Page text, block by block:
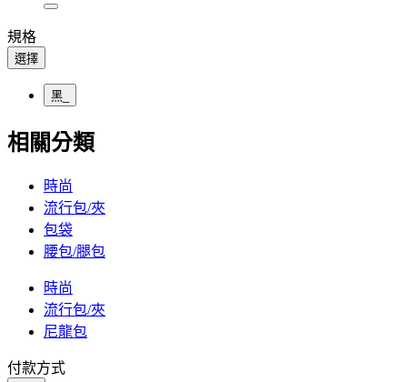
規格
選擇
黑_
相關分類
時尚
流行包/夾
包袋
腰包/腿包
時尚
流行包/夾
尼龍包
付款方式